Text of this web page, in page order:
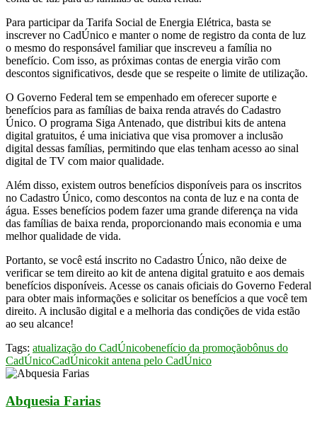
Para participar da Tarifa Social de Energia Elétrica, basta se
inscrever no CadÚnico e manter o nome de registro da conta de luz
o mesmo do responsável familiar que inscreveu a família no
benefício. Com isso, as próximas contas de energia virão com
descontos significativos, desde que se respeite o limite de utilização.
O Governo Federal tem se empenhado em oferecer suporte e
benefícios para as famílias de baixa renda através do Cadastro
Único. O programa Siga Antenado, que distribui kits de antena
digital gratuitos, é uma iniciativa que visa promover a inclusão
digital dessas famílias, permitindo que elas tenham acesso ao sinal
digital de TV com maior qualidade.
Além disso, existem outros benefícios disponíveis para os inscritos
no Cadastro Único, como descontos na conta de luz e na conta de
água. Esses benefícios podem fazer uma grande diferença na vida
das famílias de baixa renda, proporcionando mais economia e uma
melhor qualidade de vida.
Portanto, se você está inscrito no Cadastro Único, não deixe de
verificar se tem direito ao kit de antena digital gratuito e aos demais
benefícios disponíveis. Acesse os canais oficiais do Governo Federal
para obter mais informações e solicitar os benefícios a que você tem
direito. A inclusão digital e a melhoria das condições de vida estão
ao seu alcance!
Tags: atualização do CadÚnicobenefício da promoçãobônus do
CadÚnicoCadÚnicokit antena pelo CadÚnico
Abquesia Farias